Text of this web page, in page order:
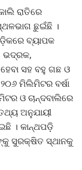
ରାତିରେ
ଛୁଇଁଛି ।
ବ୍ୟାପକ
ଭଦ୍ରକ,
ସହ ବହୁ ଗଛ ଓ
ମିଲିମିଟର ବର୍ଷା
ଓ ଚାନ୍ଦବାଲିରେ
ଅନୁଯାୟୀ
। କାନ୍ଥପଡ଼ି
ସୁରକ୍ଷିତ ସ୍ଥାନକୁ